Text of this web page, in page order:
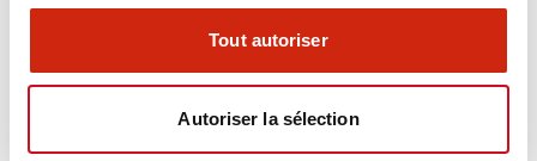
Tout autoriser
Autoriser la sélection
Catalogues Et Brochures Fichiers CAO